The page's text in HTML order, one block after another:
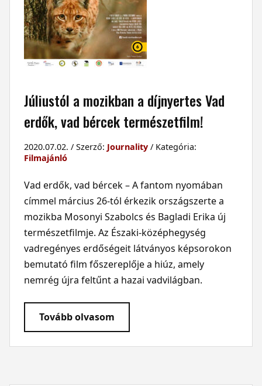
Júliustól a mozikban a díjnyertes Vad
erdők, vad bércek természetfilm!
2020.07.02. / Szerző: Journality/ Kategória:
Filmajánló
Vad erdők, vad bércek – A fantom nyomában
címmel március 26-tól érkezik országszerte a
mozikba Mosonyi Szabolcs és Bagladi Erika új
természetfilmje. Az Északi-középhegység
vadregényes erdőségeit látványos képsorokon
bemutató film főszereplője a hiúz, amely
nemrég újra feltűnt a hazai vadvilágban.
Tovább olvasom